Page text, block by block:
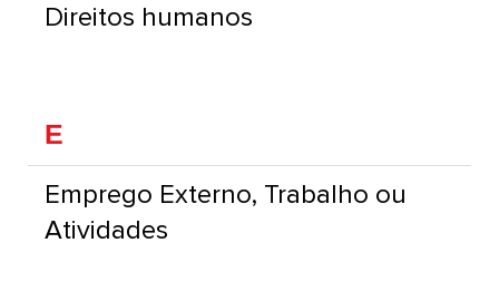
Direitos humanos
E
Emprego Externo, Trabalho ou
Atividades